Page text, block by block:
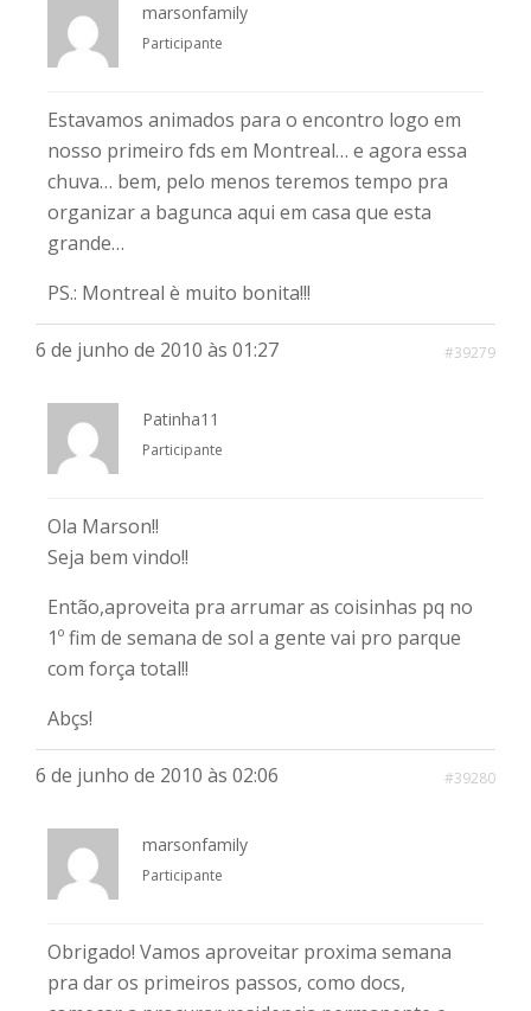
marsonfamily
Participante
Estavamos animados para o encontro logo em
nosso primeiro fds em Montreal… e agora essa
chuva… bem, pelo menos teremos tempo pra
organizar a bagunca aqui em casa que esta
grande…
PS.: Montreal è muito bonita!!!
6 de junho de 2010 às 01:27 #39279
Patinha11
Participante
Ola Marson!!
Seja bem vindo!!
Então,aproveita pra arrumar as coisinhas pq no
1º fim de semana de sol a gente vai pro parque
com força total!!
Abçs!
6 de junho de 2010 às 02:06 #39280
marsonfamily
Participante
Obrigado! Vamos aproveitar proxima semana
pra dar os primeiros passos, como docs,